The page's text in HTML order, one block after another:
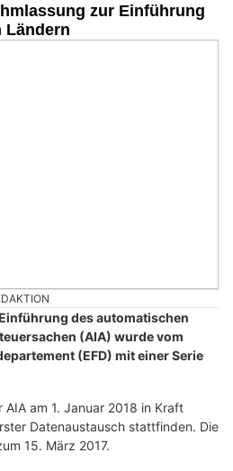
zur Einführung
Ländern
des automatischen
(AIA) wurde vom
(EFD) mit einer Serie
am 1. Januar 2018 in Kraft
Datenaustausch stattfinden. Die
15. März 2017.